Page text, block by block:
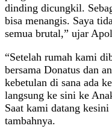
dinding dicungkil.
bisa menangis. Saya
semua brutal,” ujar
“Setelah rumah kami
bersama Donatus dan
kebetulan di sana ada
langsung ke sini ke
Saat kami datang
tambahnya.